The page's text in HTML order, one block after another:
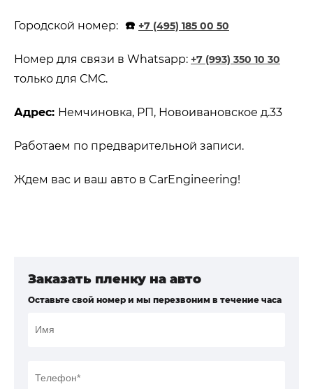
Городской номер: ☎️ +7 (495) 185 00 50
Номер для связи в Whatsapp: +7 (993) 350 10 30
только для СМС.
Адрес: Немчиновка, РП, Новоивановское д.33
Работаем по предварительной записи.
Ждем вас и ваш авто в CarEngineering!
Заказать пленку на авто
Оставьте свой номер и мы перезвоним в течение часа